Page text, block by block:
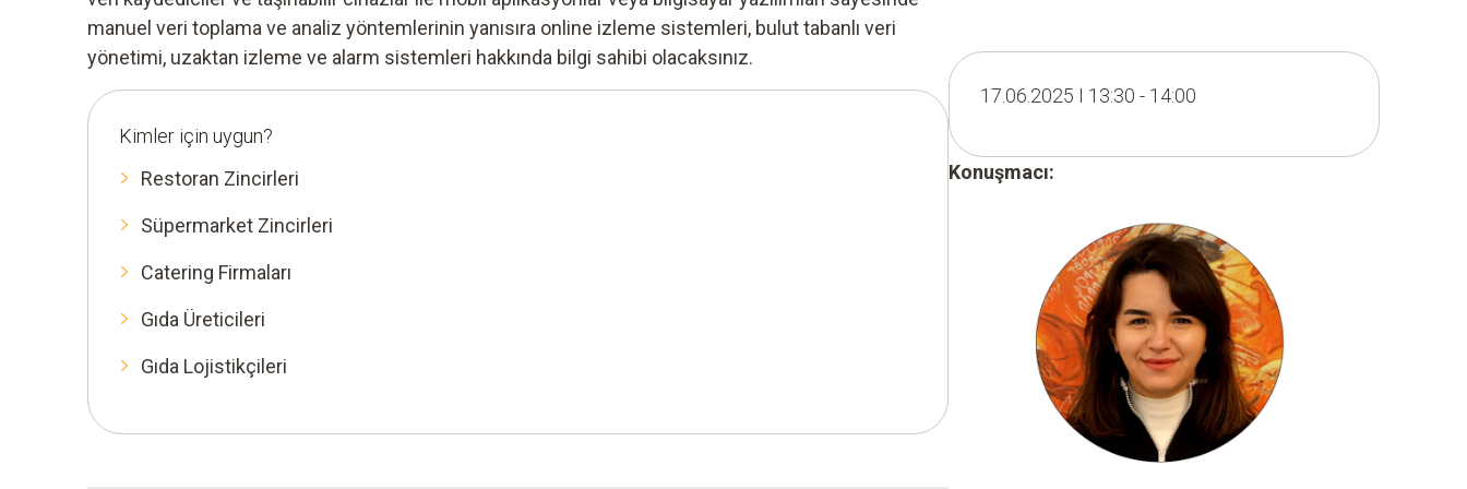
manuel veri toplama ve analiz yöntemlerinin yanısıra online izleme sistemleri, bulut tabanlı veri
yönetimi, uzaktan izleme ve alarm sistemleri hakkında bilgi sahibi olacaksınız.
Kimler için uygun?
Restoran Zincirleri
Süpermarket Zincirleri
Catering Firmaları
Gıda Üreticileri
Gıda Lojistikçileri
17.06.2025 I 13:30 - 14:00
Konuşmacı: